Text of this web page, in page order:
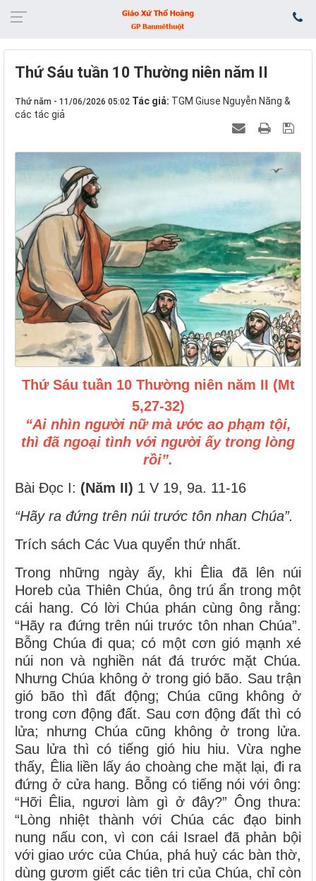
Thứ Sáu tuần 10 Thường niên năm II
Thứ năm - 11/06/2026 05:02 Tác giả: TGM Giuse Nguyễn Năng &
các tác giả
Thứ Sáu tuần 10 Thường niên năm II (Mt
5,27-32)
“Ai nhìn người nữ mà ước ao phạm tội,
thì đã ngoại tình với người ấy trong lòng
rồi”.
Bài Ðọc I: (Năm II) 1 V 19, 9a. 11-16
“Hãy ra đứng trên núi trước tôn nhan Chúa”.
Trích sách Các Vua quyển thứ nhất.
Trong những ngày ấy, khi Êlia đã lên núi
Horeb của Thiên Chúa, ông trú ẩn trong một
cái hang. Có lời Chúa phán cùng ông rằng:
“Hãy ra đứng trên núi trước tôn nhan Chúa”.
Bỗng Chúa đi qua; có một cơn gió mạnh xé
núi non và nghiền nát đá trước mặt Chúa.
Nhưng Chúa không ở trong gió bão. Sau trận
gió bão thì đất động; Chúa cũng không ở
trong cơn động đất. Sau cơn động đất thì có
lửa; nhưng Chúa cũng không ở trong lửa.
Sau lửa thì có tiếng gió hiu hiu. Vừa nghe
thấy, Êlia liền lấy áo choàng che mặt lại, đi ra
đứng ở cửa hang. Bỗng có tiếng nói với ông:
“Hỡi Êlia, ngươi làm gì ở đây?” Ông thưa:
“Lòng nhiệt thành với Chúa các đạo binh
nung nấu con, vì con cái Israel đã phản bội
với giao ước của Chúa, phá huỷ các bàn thờ,
dùng gươm giết các tiên tri của Chúa, chỉ còn